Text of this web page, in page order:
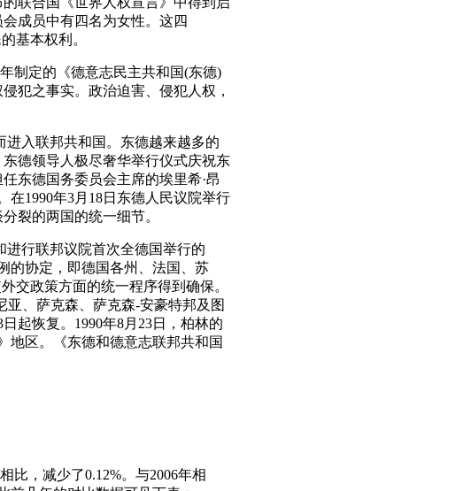
成员中有四名为女性。这四
基本权利。
制定的《德意志民主共和国(东德)
犯之事实。政治迫害、侵犯人权，
进入联邦共和国。东德越来越多的
德领导人极尽奢华举行仪式庆祝东
东德国务委员会主席的埃里希·昂
在1990年3月18日东德人民议院举行
裂的两国的统一细节。
进行联邦议院首次全德国举行的
的协定，即德国各州、法国、苏
交政策方面的统一程序得到确保。
亚、萨克森、萨克森-安豪特邦及图
起恢复。1990年8月23日，柏林的
地区。《东德和德意志联邦共和国
比，减少了0.12%。与2006年相